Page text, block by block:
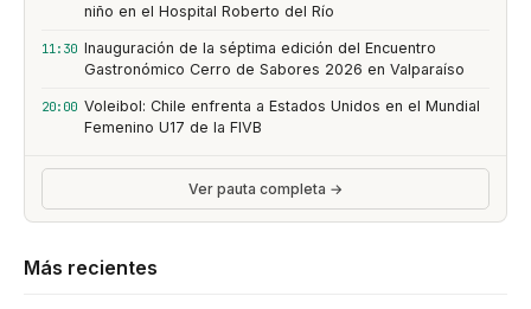
niño en el Hospital Roberto del Río
11:30 Inauguración de la séptima edición del Encuentro
Gastronómico Cerro de Sabores 2026 en Valparaíso
20:00 Voleibol: Chile enfrenta a Estados Unidos en el Mundial
Femenino U17 de la FIVB
Ver pauta completa →
Más recientes